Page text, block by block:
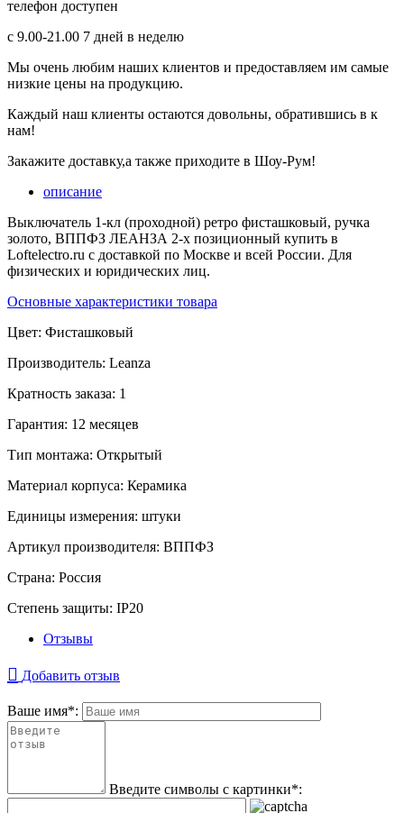
телефон доступен
с 9.00-21.00 7 дней в неделю
Мы очень любим наших клиентов и предоставляем им самые
низкие цены на продукцию.
Каждый наш клиенты остаются довольны, обратившись в к
нам!
Закажите доставку,а также приходите в Шоу-Рум!
описание
Выключатель 1-кл (проходной) ретро фисташковый, ручка
золото, ВППФЗ ЛЕАНЗА 2-х позиционный купить в
Loftelectro.ru c доставкой по Москве и всей России. Для
физических и юридических лиц.
Основные характеристики товара
Цвет: Фисташковый
Производитель: Leanza
Кратность заказа: 1
Гарантия: 12 месяцев
Тип монтажа: Открытый
Материал корпуса: Керамика
Единицы измерения: штуки
Артикул производителя: ВППФЗ
Страна: Россия
Степень защиты: IP20
Отзывы
Добавить отзыв
Ваше имя*:
Введите символы с картинки*: